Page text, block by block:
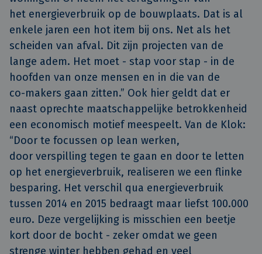
het energieverbruik op de bouwplaats. Dat is al
enkele jaren een hot item bij ons. Net als het
scheiden van afval. Dit zijn projecten van de
lange adem. Het moet - stap voor stap - in de
hoofden van onze mensen en in die van de
co-makers gaan zitten.” Ook hier geldt dat er
naast oprechte maatschappelijke betrokkenheid
een economisch motief meespeelt. Van de Klok:
“Door te focussen op lean werken,
door verspilling tegen te gaan en door te letten
op het energieverbruik, realiseren we een flinke
besparing. Het verschil qua energieverbruik
tussen 2014 en 2015 bedraagt maar liefst 100.000
euro. Deze vergelijking is misschien een beetje
kort door de bocht - zeker omdat we geen
strenge winter hebben gehad en veel